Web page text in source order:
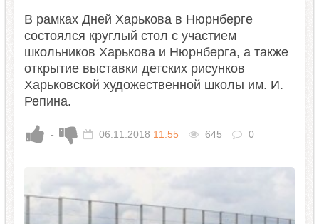
В рамках Дней Харькова в Нюрнберге
состоялся круглый стол с участием
школьников Харькова и Нюрнберга, а также
открытие выставки детских рисунков
Харьковской художественной школы им. И.
Репина.
- 06.11.2018 11:55 645 0